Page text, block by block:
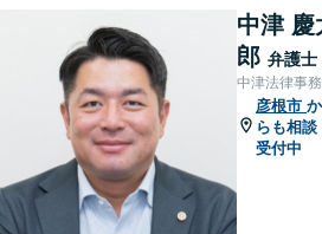
中津 慶
郎 弁護士
中津法律事
彦根市 か
らも相談
受付中